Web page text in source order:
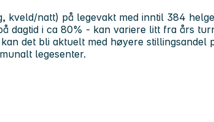
kveld/natt) på legevakt med inntil 384
dagtid i ca 80% - kan variere litt fra års
det bli aktuelt med høyere stillingsandel
legesenter.